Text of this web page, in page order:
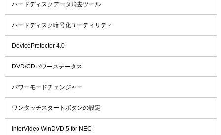
ハードディスクデータ消去ツール
ハードディスク暗号化ユーティリティ
DeviceProtector 4.0
DVD/CDパワーステータス
パワーモードチェンジャー
ワンタッチスタートボタンの設定
InterVideo WinDVD 5 for NEC